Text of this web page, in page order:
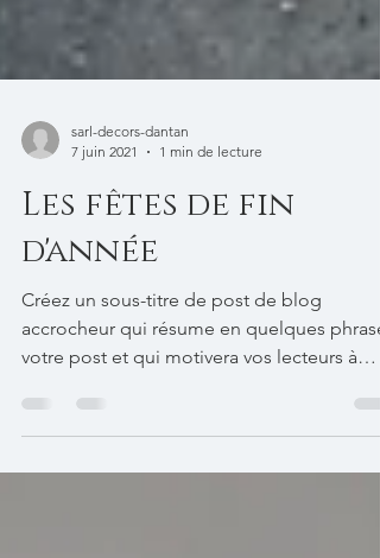
7 juin 2021
1 min de lecture
Les fêtes de fin
d'année
Créez un sous-titre de post de blog
votre post et qui motivera vos lecteurs à
continuer à lire....